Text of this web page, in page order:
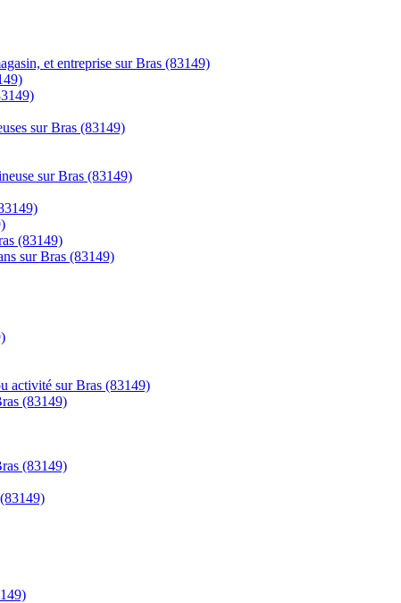
et entreprise sur Bras (83149)
sur Bras (83149)
sur Bras (83149)
(83149)
sur Bras (83149)
activité sur Bras (83149)
(83149)
(83149)